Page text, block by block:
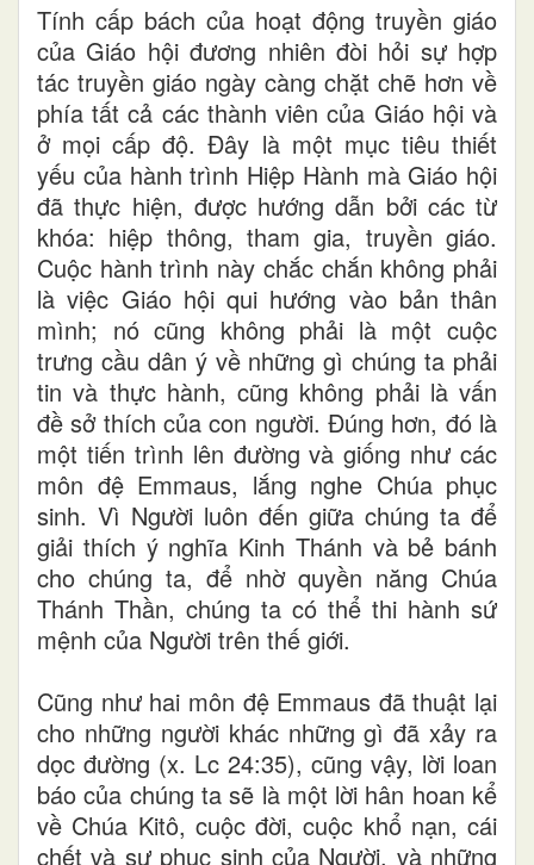
Tính cấp bách của hoạt động truyền giáo
của Giáo hội đương nhiên đòi hỏi sự hợp
tác truyền giáo ngày càng chặt chẽ hơn về
phía tất cả các thành viên của Giáo hội và
ở mọi cấp độ. Đây là một mục tiêu thiết
yếu của hành trình Hiệp Hành mà Giáo hội
đã thực hiện, được hướng dẫn bởi các từ
khóa: hiệp thông, tham gia, truyền giáo.
Cuộc hành trình này chắc chắn không phải
là việc Giáo hội qui hướng vào bản thân
mình; nó cũng không phải là một cuộc
trưng cầu dân ý về những gì chúng ta phải
tin và thực hành, cũng không phải là vấn
đề sở thích của con người. Đúng hơn, đó là
một tiến trình lên đường và giống như các
môn đệ Emmaus, lắng nghe Chúa phục
sinh. Vì Người luôn đến giữa chúng ta để
giải thích ý nghĩa Kinh Thánh và bẻ bánh
cho chúng ta, để nhờ quyền năng Chúa
Thánh Thần, chúng ta có thể thi hành sứ
mệnh của Người trên thế giới.
Cũng như hai môn đệ Emmaus đã thuật lại
cho những người khác những gì đã xảy ra
dọc đường (x. Lc 24:35), cũng vậy, lời loan
báo của chúng ta sẽ là một lời hân hoan kể
về Chúa Kitô, cuộc đời, cuộc khổ nạn, cái
chết và sự phục sinh của Người, và những